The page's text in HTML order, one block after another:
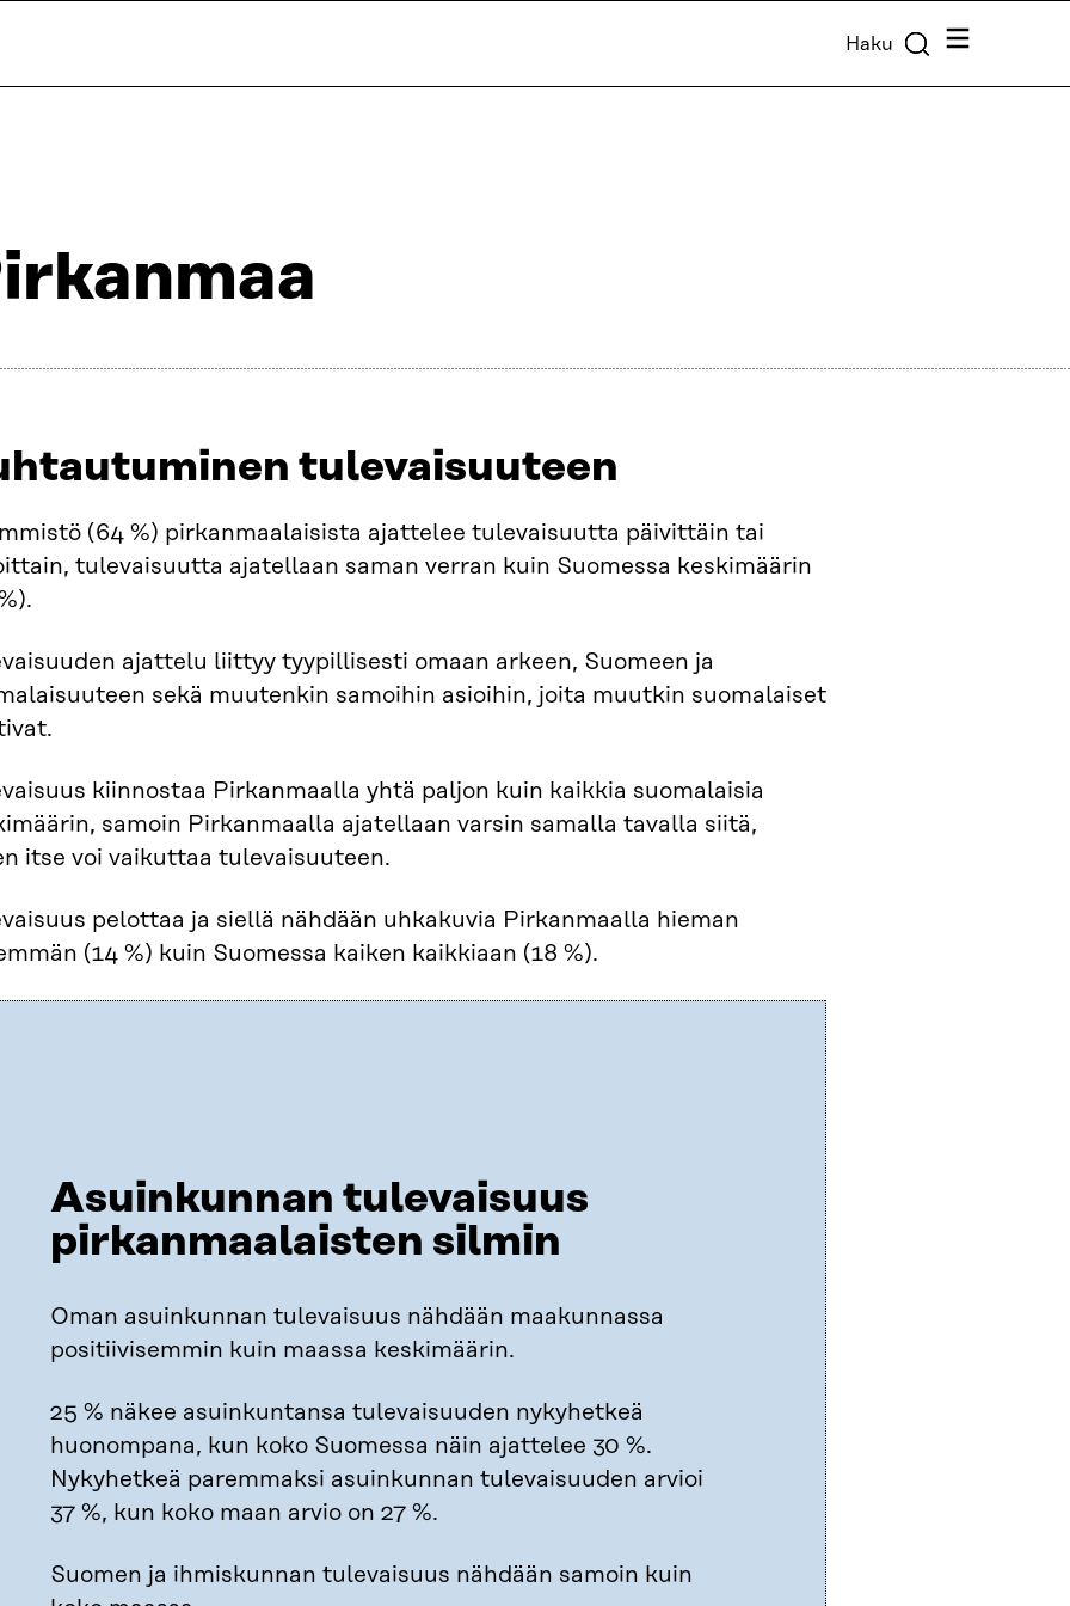
Haku Valikko
tulevaisuuteen​
(64 %) pirkanmaalaisista ajattelee tulevaisuutta päivittäin tai
tulevaisuutta ajatellaan saman verran kuin Suomessa keskimäärin
ajattelu liittyy tyypillisesti omaan arkeen, Suomeen ja
sekä muutenkin samoihin asioihin, joita muutkin suomalaiset
kiinnostaa Pirkanmaalla yhtä paljon kuin kaikkia suomalaisia
samoin Pirkanmaalla ajatellaan varsin samalla tavalla siitä,
itse voi vaikuttaa tulevaisuuteen.
pelottaa ja siellä nähdään uhkakuvia Pirkanmaalla hieman
(14 %) kuin Suomessa kaiken kaikkiaan (18 %).​
Asuinkunnan tulevaisuus
pirkanmaalaisten silmin
Oman asuinkunnan tulevaisuus nähdään maakunnassa
positiivisemmin kuin maassa keskimäärin.
25 % näkee asuinkuntansa tulevaisuuden nykyhetkeä
huonompana, kun koko Suomessa näin ajattelee 30 %.
Nykyhetkeä paremmaksi asuinkunnan tulevaisuuden arvioi
37 %, kun koko maan arvio on 27 %.
Suomen ja ihmiskunnan tulevaisuus nähdään samoin kuin